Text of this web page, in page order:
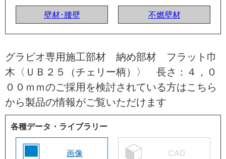
壁材･腰壁
不燃壁材
グラビオ専用施工部材 納め部材 フラット巾
木〈ＵＢ２５（チェリー柄）〉 長さ：４，０
００ｍｍのご採用を検討されている方はこちら
から製品の情報がご覧いただけます
各種データ・ライブラリー
画像 CAD